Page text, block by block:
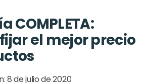
COMPLETA:
el mejor precio
8 de julio de 2020